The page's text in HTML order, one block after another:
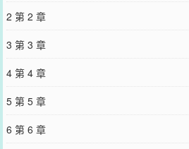
——圣驾脱陷，他浑身是伤被抬了回来，
说这些，过后见面可不得害羞?可当他醒
出：“娶妻？我是傻了才会娶你。”陆崳霜
当他知晓自己与她成了亲，与天塌了无异
那么对。她梳着妇人发髻——头上的鸳鸯
2 第 2 章
3 第 3 章
4 第 4 章
5 第 5 章
6 第 6 章